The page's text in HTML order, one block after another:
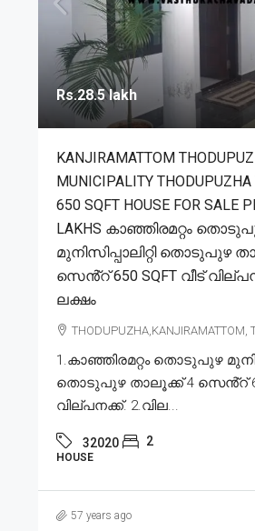
Rs.28.5 lakh
KANJIRAMATTOM
MUNICIPALITY THODUPUZHA
650 SQFT HOUSE FOR SALE
LAKHS കാഞ്ഞിരമറ്റം
മുനിസിപ്പാലിറ്റി തൊടുപുഴ
സെൻ്റ് 650 SQFT വീട്
ലക്ഷം
THODUPUZHA,KANJIRAMATTOM,
1.കാഞ്ഞിരമറ്റം തൊടുപുഴ
തൊടുപുഴ താലൂക്ക് 4 സെൻ്റ്
വില്പനക്ക്. 2.വില...
32020 2
HOUSE
57 years ago